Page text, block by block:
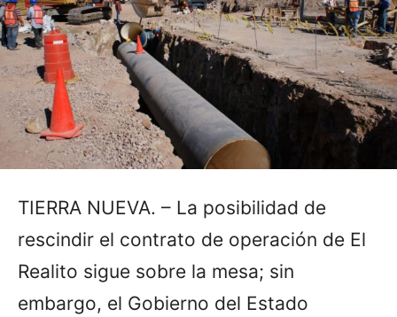
TIERRA NUEVA. – La posibilidad de
rescindir el contrato de operación de El
Realito sigue sobre la mesa; sin
embargo, el Gobierno del Estado